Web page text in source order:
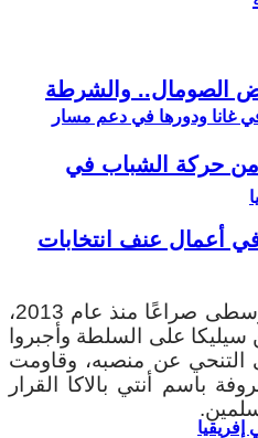
في غانا ودورها في دعم مسار
الصومال.. والشرطة
9 عناصر من حركة الشباب في
في أعمال عنف انتخابات
وتشهد جمهورية إفريقيا الوسطى صراعًا منذ عام 2013،
على السلطة وأجبروا
التنحي عن منصبه، وقاومت
باسم أنتي بالاكا القرار